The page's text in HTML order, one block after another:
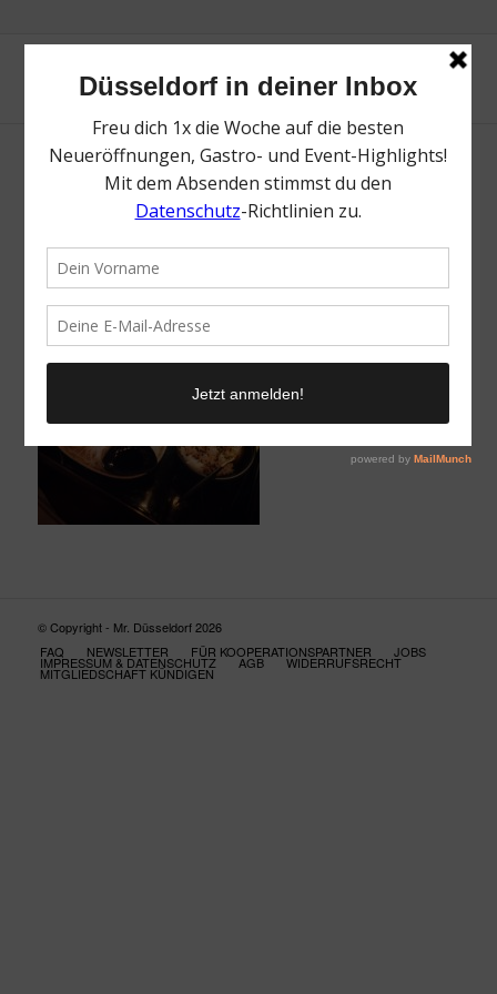
© Copyright - Mr. Düsseldorf 2026
FAQ
NEWSLETTER FÜR KOOPERATIONSPARTNER JOBS
IMPRESSUM & DATENSCHUTZ AGB WIDERRUFSRECHT
MITGLIEDSCHAFT KÜNDIGEN